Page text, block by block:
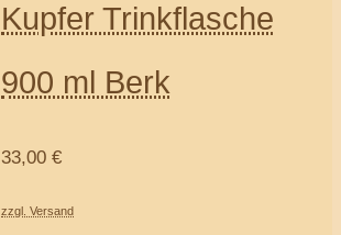
Kupfer Trinkflasche
900 ml Berk
33,00€
zzgl. Versand